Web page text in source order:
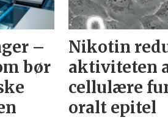
–
bør
Nikotin
aktiviteten
cellulære
oralt epitel